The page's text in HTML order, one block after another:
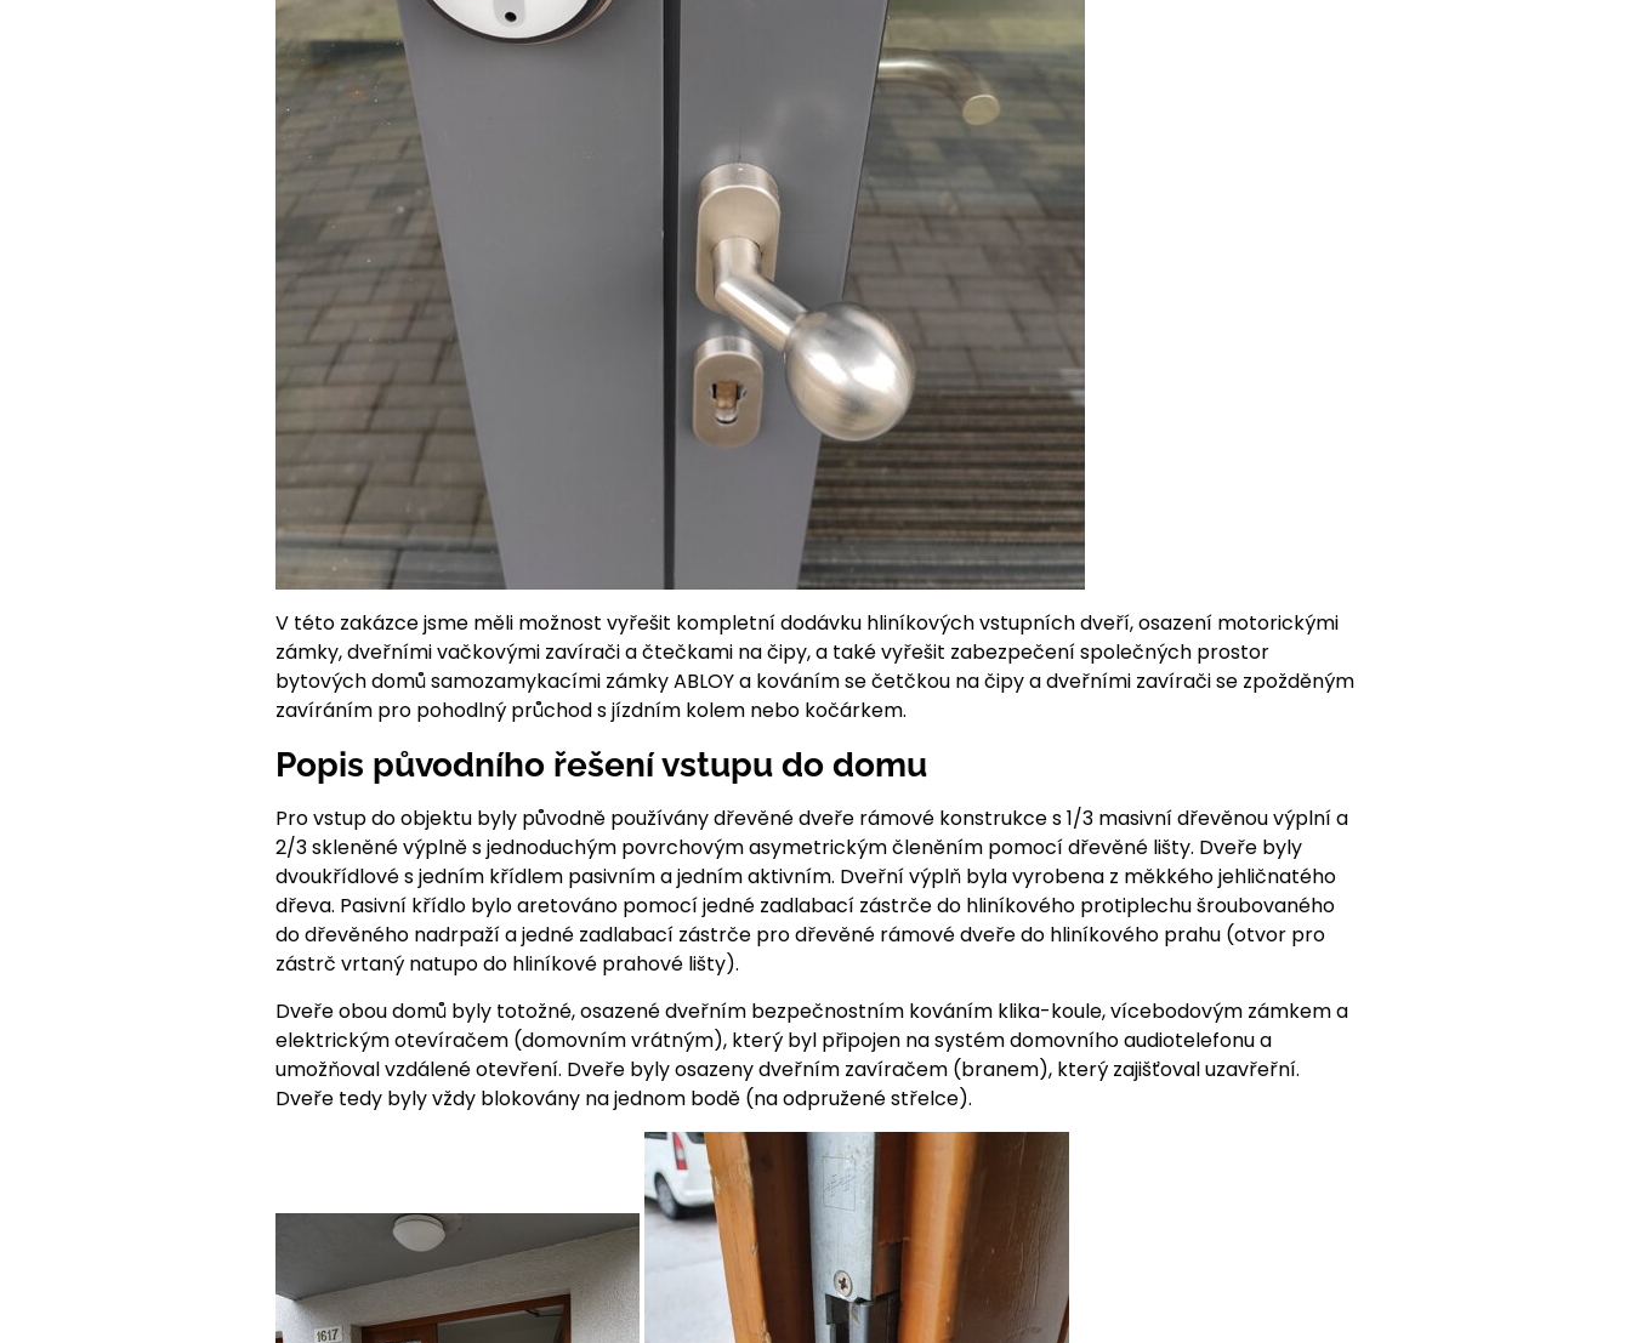
V této zakázce jsme měli možnost vyřešit kompletní dodávku hliníkových vstupních dveří, osazení motorickými
zámky, dveřními vačkovými zavírači a čtečkami na čipy, a také vyřešit zabezpečení společných prostor
bytových domů samozamykacími zámky ABLOY a kováním se četčkou na čipy a dveřními zavírači se zpožděným
zavíráním pro pohodlný průchod s jízdním kolem nebo kočárkem.
Popis původního řešení vstupu do domu
Pro vstup do objektu byly původně používány dřevěné dveře rámové konstrukce s 1/3 masivní dřevěnou výplní a
2/3 skleněné výplně s jednoduchým povrchovým asymetrickým členěním pomocí dřevěné lišty. Dveře byly
dvoukřídlové s jedním křídlem pasivním a jedním aktivním. Dveřní výplň byla vyrobena z měkkého jehličnatého
dřeva. Pasivní křídlo bylo aretováno pomocí jedné zadlabací zástrče do hliníkového protiplechu šroubovaného
do dřevěného nadrpaží a jedné zadlabací zástrče pro dřevěné rámové dveře do hliníkového prahu (otvor pro
zástrč vrtaný natupo do hliníkové prahové lišty).
Dveře obou domů byly totožné, osazené dveřním bezpečnostním kováním klika-koule, vícebodovým zámkem a
elektrickým otevíračem (domovním vrátným), který byl připojen na systém domovního audiotelefonu a
umožňoval vzdálené otevření. Dveře byly osazeny dveřním zavíračem (branem), který zajišťoval uzavřeřní.
Dveře tedy byly vždy blokovány na jednom bodě (na odpružené střelce).